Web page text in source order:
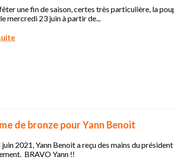
une fin de saison, certes très particulière, la
mercredi 23 juin à partir de...
de bronze pour Yann Benoit
2021, Yann Benoit a reçu des mains du
BRAVO Yann !!